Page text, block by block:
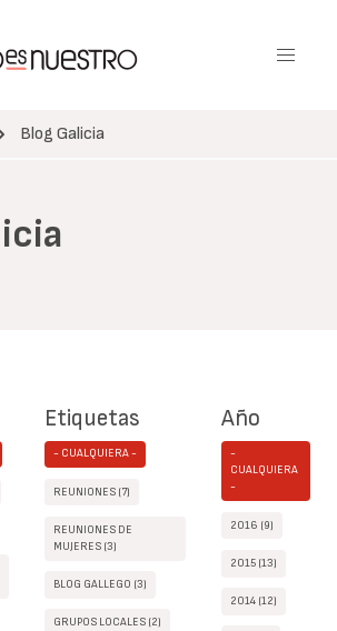
Blog Galicia
Etiquetas
- CUALQUIERA -
REUNIONES (7)
REUNIONES DE
MUJERES (3)
BLOG GALLEGO (3)
GRUPOS LOCALES (2)
Año
-
CUALQUIERA
-
2016 (9)
2015 (13)
2014 (12)